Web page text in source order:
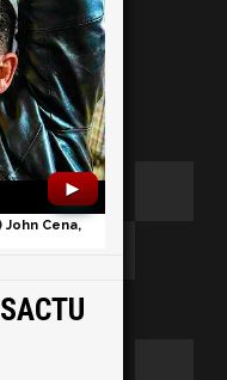
►
John Cena,